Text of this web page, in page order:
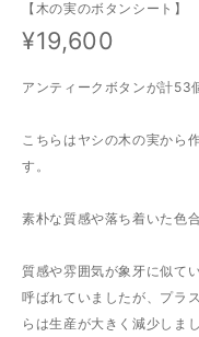
【木の実のボタンシート】
¥19,600
アンティークボタンが計53
こちらはヤシの木の実から
す。
素朴な質感や落ち着いた色
質感や雰囲気が象牙に似て
呼ばれていましたが、プラ
らは生産が大きく減少しまし